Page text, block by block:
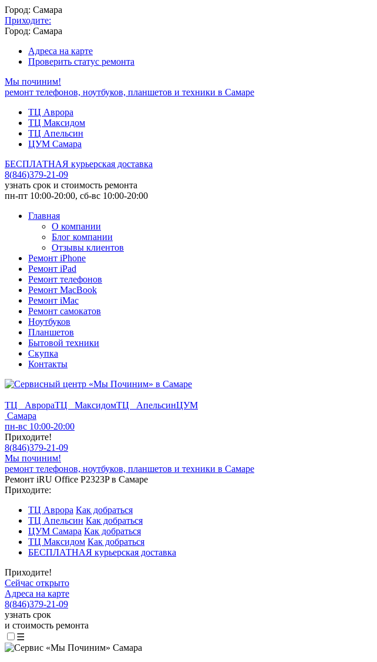
Город: Самара
Приходите:
Город: Самара
Адреса на карте
Проверить статус ремонта
Мы починим!
ремонт телефонов, ноутбуков, планшетов и техники в Самаре
ТЦ Аврора
ТЦ Максидом
ТЦ Апельсин
ЦУМ Самара
БЕСПЛАТНАЯ курьерская доставка
8(846)379-21-09
узнать срок и стоимость ремонта
пн-пт 10:00-20:00, сб-вс 10:00-20:00
Главная
О компании
Блог компании
Отзывы клиентов
Ремонт iPhone
Ремонт iPad
Ремонт телефонов
Ремонт MacBook
Ремонт iMac
Ремонт самокатов
Ноутбуков
Планшетов
Бытовой техники
Скупка
Контакты
ТЦ АврораТЦ МаксидомТЦ АпельсинЦУМ
Самара
пн-вс 10:00-20:00
Приходите!
8(846)379-21-09
Мы починим!
ремонт телефонов, ноутбуков, планшетов и техники в Самаре
Ремонт iRU Office P2323P в Самаре
Приходите:
ТЦ Аврора Как добраться
ТЦ Апельсин Как добраться
ЦУМ Самара Как добраться
ТЦ Максидом Как добраться
БЕСПЛАТНАЯ курьерская доставка
Приходите!
Сейчас открыто
Адреса на карте
8(846)379-21-09
узнать срок
и стоимость ремонта
☰